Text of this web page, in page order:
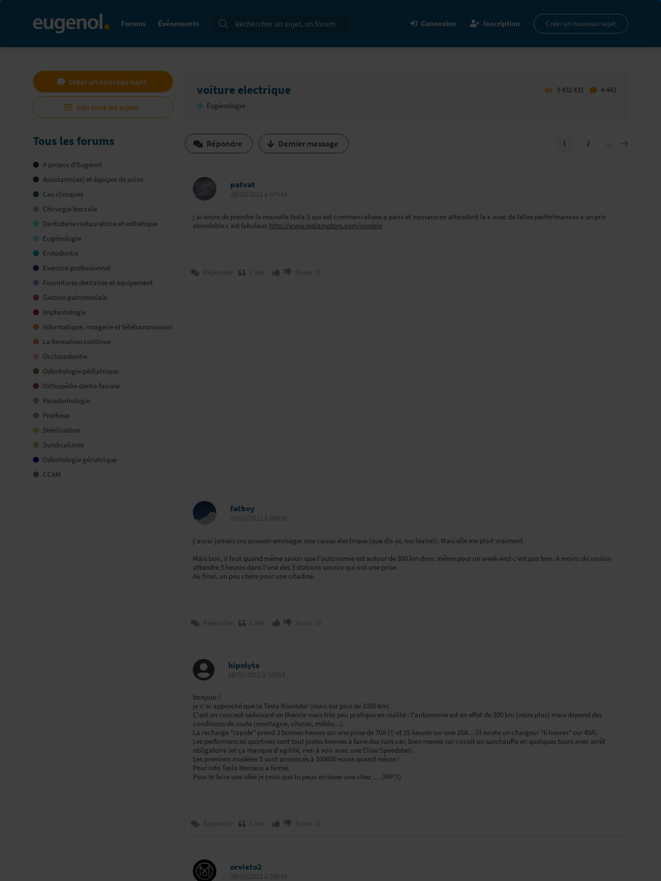
Forums Événements
Recherche
Connexion Inscription Créer un nouveau sujet
Créer un nouveau sujet
Voir tous les sujets
Tous les forums
A propos d'Eugenol
Assistants(es) et équipes de soins
Cas cliniques
Chirurgie buccale
Dentisterie restauratrice et esthétique
Eugénologie
Endodontie
Exercice professionnel
Fournitures dentaires et équipement
Gestion patrimoniale
Implantologie
Informatique, imagerie et télétransmission
La formation continue
Occlusodontie
Odontologie pédiatrique
Orthopédie dento-faciale
Parodontologie
Prothèse
Stérilisation
Syndicalisme
Odontologie gériatrique
CCAM
voiture electrique 3 432 431
4 443
Eugénologie
Répondre Dernier message 1 2 ...
patvat
28/03/2012 à 07h54
j ai envie de prendre la nouvelle tesla S qui est commercialisee a paris et monaco en attendant la x avec de telles perforlmances a un prix
abordable c est fabuleux http://www.teslamotors.com/models
Répondre Citer Score : 0
fatboy
28/03/2012 à 09h38
j'aurai jamais cru pouvoir envisager une caisse électrique (que dis-je, nucléaire!). Mais elle me plait vraiment.
Mais bon, il faut quand même savoir que l'autonomie est autour de 300 km donc même pour un week-end c'est pas bon. A moins de vouloir
attendre 3 heures dans l'une des 3 stations service qui ont une prise.
Au final, un peu chère pour une citadine.
Répondre Citer Score : 0
hipolyte
28/03/2012 à 10h54
bonjour !
je n'ai approché que la Tesla Roadster (mais sur plus de 1000 km).
C'est un concept séduisant en théorie mais très peu pratique en réalité : l'autonomie est en effet de 300 km (voire plus) mais dépend des
conditions de route (montagne, vitesse, météo...).
La recharge "rapide" prend 3 bonnes heures sur une prise de 70A (!) et 15 heures sur une 15A... (il existe un chargeur "6 heures" sur 40A).
Les performances sportives sont tout justes bonnes à faire des runs car, bien menée sur circuit on surchauffe en quelques tours avec arrêt
obligatoire (et ça manque d'agilité, rien à voir avec une Elise/Speedster).
Les premiers modèles S sont annoncés à 100000 euros quand même !
Pour info Tesla Monaco a fermé.
Pour te faire une idée je crois que tu peux en louer une chez .... (MP !!)
Répondre Citer Score : 0
orvieto2
28/03/2012 à 10h54